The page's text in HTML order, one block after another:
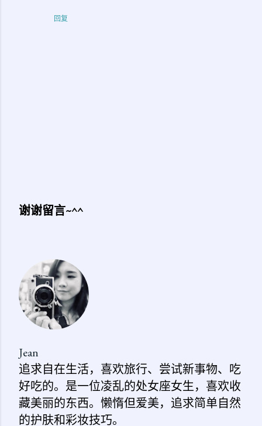
回复
论
谢谢留言~^^
Jean
追求自在生活，喜欢旅行、尝试新事物、吃
好吃的。是一位凌乱的处女座女生，喜欢收
藏美丽的东西。懒惰但爱美，追求简单自然
的护肤和彩妆技巧。